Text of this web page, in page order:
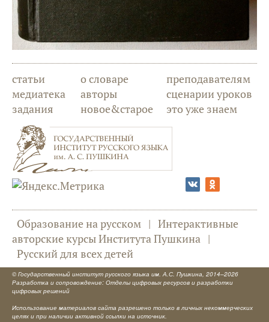
статьи
медиатека
задания
о словаре
авторы
новое&старое
преподавателям
сценарии уроков
это уже знаем
Образование на русском | Интерактивные
авторские курсы Института Пушкина |
Русский для всех детей
© Государственный институт русского языка им. А.С. Пушкина, 2014–2026
Разработка и сопровождение: Отделы цифровых ресурсов и разработки
цифровых решений
Использование материалов сайта разрешено только в личных некоммерческих
целях и при наличии активной ссылки на источник.